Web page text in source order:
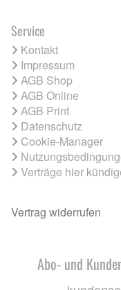
Service
Kontakt
Impressum
AGB Shop
AGB Online
AGB Print
Datenschutz
Cookie-Manager
Verträge hier
Vertrag widerrufen
Abo- und